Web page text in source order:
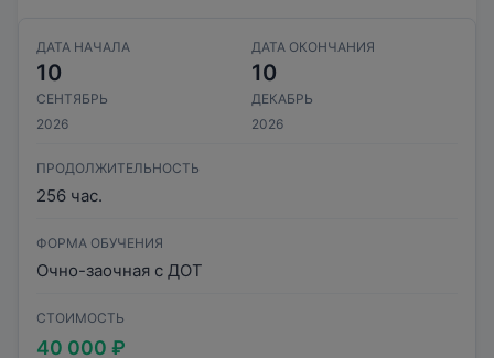
ДАТА НАЧАЛА
10
СЕНТЯБРЬ
2026
ДАТА ОКОНЧАНИЯ
10
ДЕКАБРЬ
2026
ПРОДОЛЖИТЕЛЬНОСТЬ
256 час.
ФОРМА ОБУЧЕНИЯ
Очно-заочная с ДОТ
СТОИМОСТЬ
40 000 ₽